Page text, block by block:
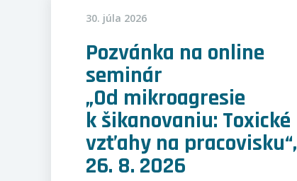
Pozvánka na online
seminár
„Od mikroagresie
k šikanovaniu: Toxické
vzťahy na pracovisku“,
26. 8. 2026
30. júla 2026